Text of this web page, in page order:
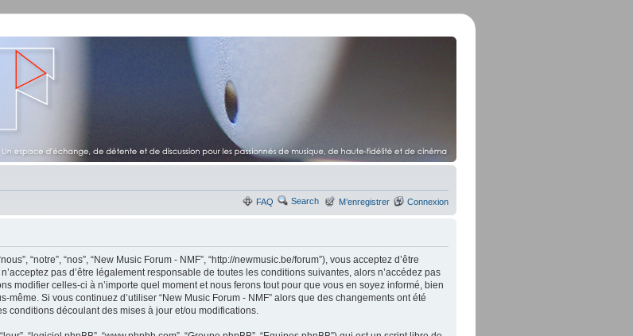
FAQ Search M’enregistrer Connexion
“notre”, “nos”, “New Music Forum - NMF”, “http://newmusic.be/forum”), vous acceptez d’être
pas d’être légalement responsable de toutes les conditions suivantes, alors n’accédez pas
modifier celles-ci à n’importe quel moment et nous ferons tout pour que vous en soyez informé, bien
Si vous continuez d’utiliser “New Music Forum - NMF” alors que des changements ont été
conditions découlant des mises à jour et/ou modifications.